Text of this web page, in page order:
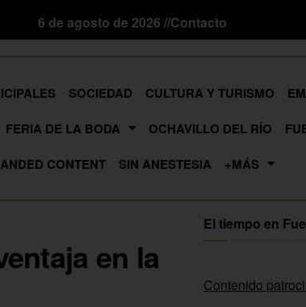
6 de agosto de 2026 //Contacto
SOCIEDAD CULTURA Y TURISMO
FERIA DE LA BODA OCHAVILLO DEL RÍO
CONTENT
SIN ANESTESIA +MÁS
en la
El tiempo en
Contenido